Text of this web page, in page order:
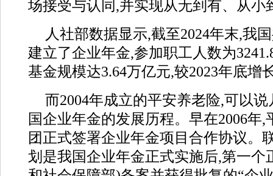
场接受与认同,并实现从无到有、从小
人社部数据显示,截至2024年末,我
建立了企业年金,参加职工人数为
基金规模达3.64万亿元,较2023年底增
而2004年成立的平安养老险,可以
国企业年金的发展历程。早在2006年
团正式签署企业年金项目合作协议。
划是我国企业年金正式实施后,第一个